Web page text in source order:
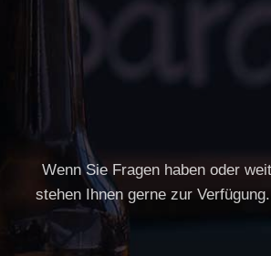
Wenn Sie Fragen haben oder
stehen Ihnen gerne zur